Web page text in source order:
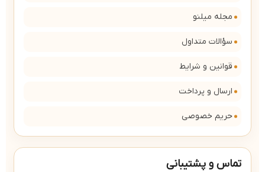
مجله میلنو
سؤالات متداول
قوانین و شرایط
ارسال و پرداخت
حریم خصوصی
تماس و پشتیبانی